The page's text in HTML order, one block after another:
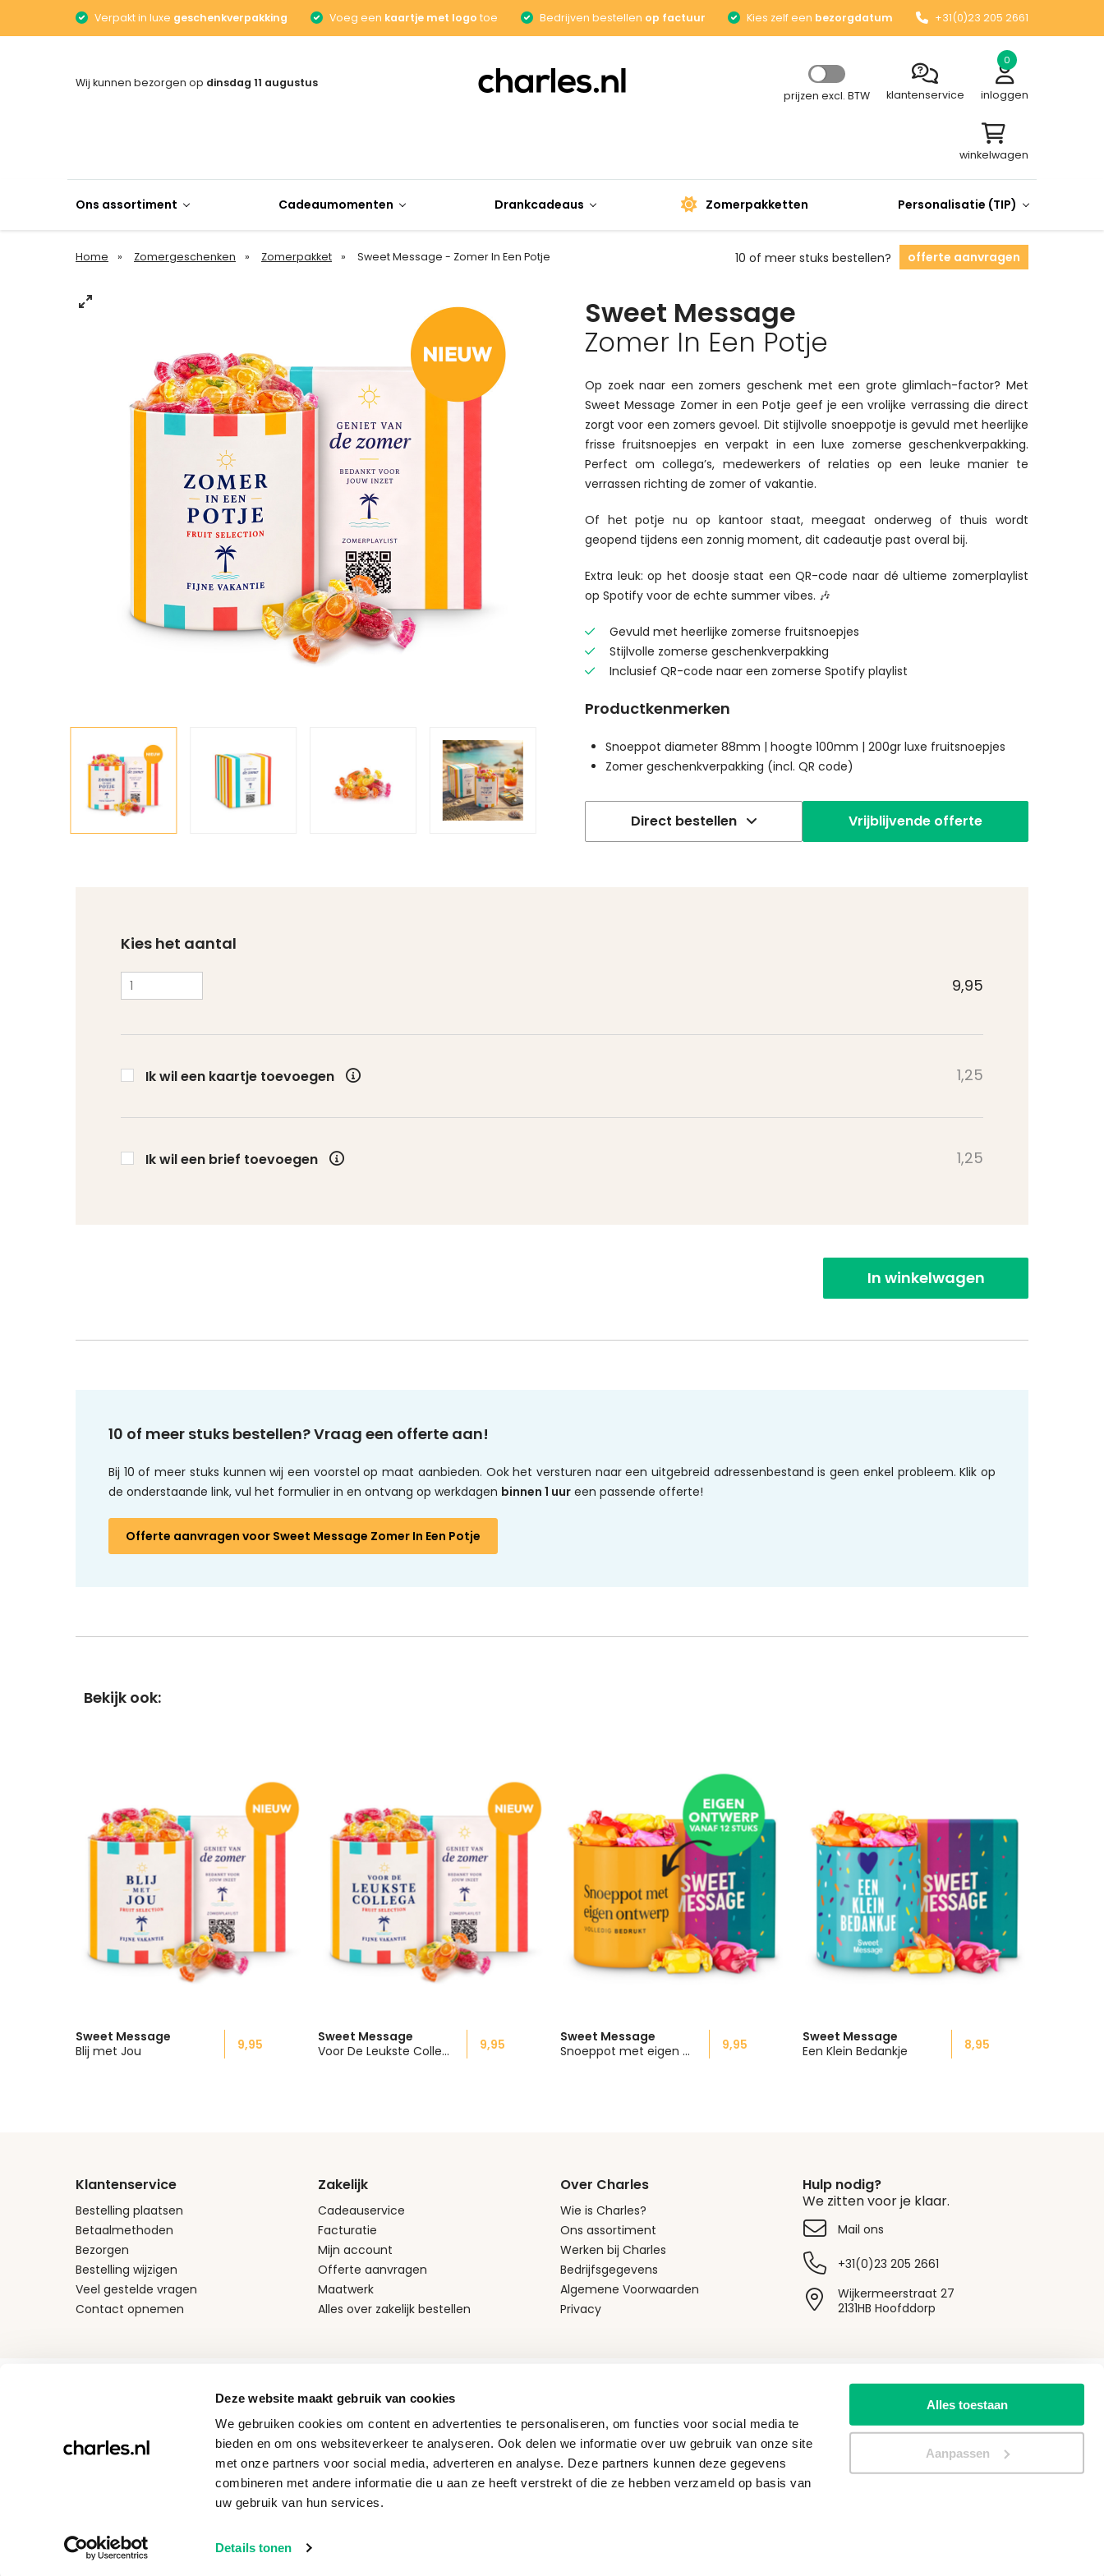
Deze website maakt gebruik van cookies
We gebruiken cookies om content en advertenties te personaliseren, om functies voor social media te
bieden en om ons websiteverkeer te analyseren. Ook delen we informatie over uw gebruik van onze site
met onze partners voor social media, adverteren en analyse. Deze partners kunnen deze gegevens
combineren met andere informatie die u aan ze heeft verstrekt of die ze hebben verzameld op basis van
uw gebruik van hun services.
Details tonen
Alles toestaan
Aanpassen
Verpakt in luxe geschenkverpakking Voeg een kaartje met logo toe Bedrijven bestellen op factuur Kies zelf een bezorgdatum +31(0)23 205 2661
Wij kunnen bezorgen op dinsdag 11 augustus
prijzen excl. BTW
klantenservice inloggen
winkelwagen
0
Ons assortiment Cadeaumomenten Drankcadeaus Zomerpakketten Personalisatie (TIP)
Home Zomergeschenken Zomerpakket Sweet Message - Zomer In Een Potje offerte aanvragen
10 of meer stuks bestellen?
Sweet Message
Zomer In Een Potje
Op zoek naar een zomers geschenk met een grote glimlach-factor? Met
Sweet Message Zomer in een Potje geef je een vrolijke verrassing die direct
zorgt voor een zomers gevoel. Dit stijlvolle snoeppotje is gevuld met heerlijke
frisse fruitsnoepjes en verpakt in een luxe zomerse geschenkverpakking.
Perfect om collega’s, medewerkers of relaties op een leuke manier te
verrassen richting de zomer of vakantie.
Of het potje nu op kantoor staat, meegaat onderweg of thuis wordt
geopend tijdens een zonnig moment, dit cadeautje past overal bij.
Extra leuk: op het doosje staat een QR-code naar dé ultieme zomerplaylist
op Spotify voor de echte summer vibes. 🎶
Gevuld met heerlijke zomerse fruitsnoepjes
Stijlvolle zomerse geschenkverpakking
Inclusief QR-code naar een zomerse Spotify playlist
Productkenmerken
Snoeppot diameter 88mm | hoogte 100mm | 200gr luxe fruitsnoepjes
Zomer geschenkverpakking (incl. QR code)
Direct bestellen Vrijblijvende offerte
Kies het aantal
9,95
Ik wil een kaartje toevoegen 1,25
Ik wil een brief toevoegen 1,25
In winkelwagen
10 of meer stuks bestellen? Vraag een offerte aan!
Bij 10 of meer stuks kunnen wij een voorstel op maat aanbieden. Ook het versturen naar een uitgebreid adressenbestand is geen enkel probleem. Klik op
de onderstaande link, vul het formulier in en ontvang op werkdagen binnen 1 uur een passende offerte!
Offerte aanvragen voor Sweet Message Zomer In Een Potje
Bekijk ook:
Sweet Message
Blij met Jou
9,95
Sweet Message
Voor De Leukste Collega Zomergeschenk
9,95
Sweet Message
Snoeppot met eigen ontwerp
9,95
Sweet Message
Een Klein Bedankje
8,95
Klantenservice
Bestelling plaatsen
Betaalmethoden
Bezorgen
Bestelling wijzigen
Veel gestelde vragen
Contact opnemen
Zakelijk
Cadeauservice
Facturatie
Mijn account
Offerte aanvragen
Maatwerk
Alles over zakelijk bestellen
Over Charles
Wie is Charles?
Ons assortiment
Werken bij Charles
Bedrijfsgegevens
Algemene Voorwaarden
Privacy
Hulp nodig?
We zitten voor je klaar.
Mail ons
+31(0)23 205 2661
Wijkermeerstraat 27
2131HB Hoofddorp